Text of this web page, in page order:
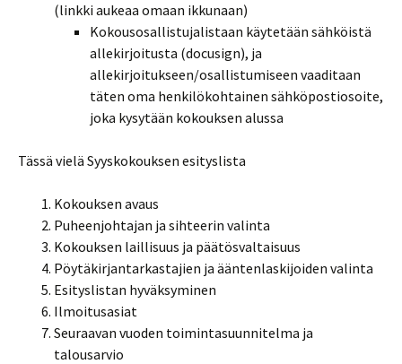
(linkki aukeaa omaan ikkunaan)
Kokousosallistujalistaan käytetään sähköistä
allekirjoitusta (docusign), ja
allekirjoitukseen/osallistumiseen vaaditaan
täten oma henkilökohtainen sähköpostiosoite,
joka kysytään kokouksen alussa
Tässä vielä Syyskokouksen esityslista
Kokouksen avaus
Puheenjohtajan ja sihteerin valinta
Kokouksen laillisuus ja päätösvaltaisuus
Pöytäkirjantarkastajien ja ääntenlaskijoiden valinta
Esityslistan hyväksyminen
Ilmoitusasiat
Seuraavan vuoden toimintasuunnitelma ja
talousarvio